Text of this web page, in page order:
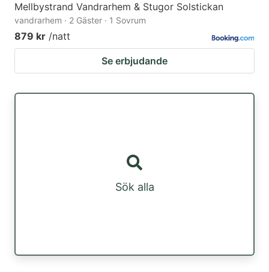
Mellbystrand Vandrarhem & Stugor Solstickan
vandrarhem · 2 Gäster · 1 Sovrum
879 kr /natt
Se erbjudande
Sök alla